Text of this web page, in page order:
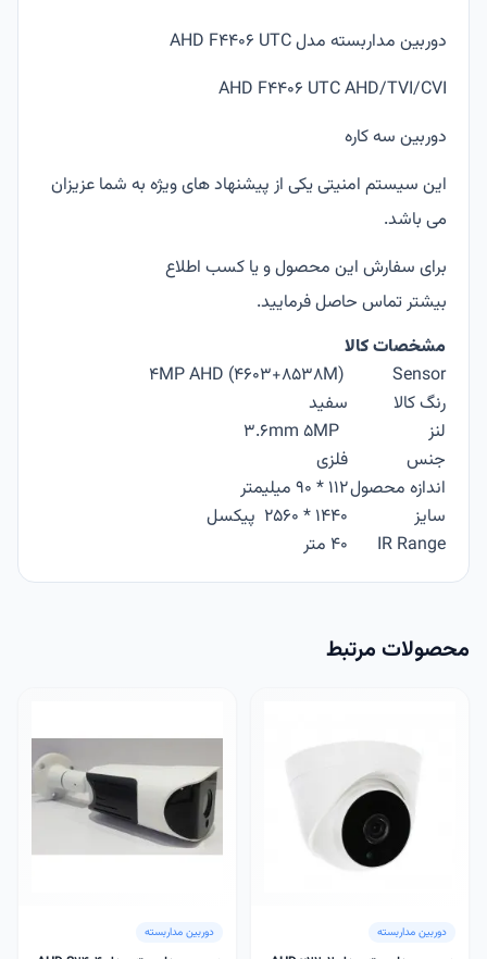
دوربین مداربسته مدل AHD F4406 UTC
AHD F4406 UTC AHD/TVI/CVI
دوربین سه کاره
این سیستم امنیتی یکی از پیشنهاد های ویژه به شما عزیزان
می باشد.
برای سفارش این محصول و یا کسب اطلاع
بیشتر تماس حاصل فرمایید.
مشخصات کالا
Sensor
(4MP AHD (4603+8538M
رنگ کالا
سفید
لنز
جنس
فلزی
اندازه محصول112 * 90 میلیمتر
سایز
1440 * 2560 پیکسل
IR Range
40 متر
محصولات مرتبط
دوربین مداربسته دوربین مداربسته